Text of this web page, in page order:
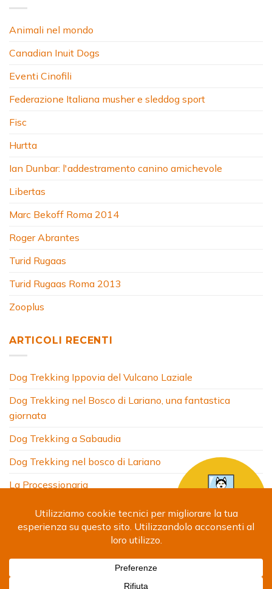
Animali nel mondo
Canadian Inuit Dogs
Eventi Cinofili
Federazione Italiana musher e sleddog sport
Fisc
Hurtta
Ian Dunbar: l'addestramento canino amichevole
Libertas
Marc Bekoff Roma 2014
Roger Abrantes
Turid Rugaas
Turid Rugaas Roma 2013
Zooplus
ARTICOLI RECENTI
Dog Trekking Ippovia del Vulcano Laziale
Dog Trekking nel Bosco di Lariano, una fantastica
giornata
Dog Trekking a Sabaudia
Dog Trekking nel bosco di Lariano
La Processionaria
COSA FACCIO
SITI AMICI
CONTATTI